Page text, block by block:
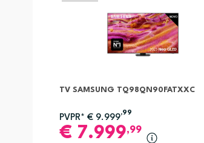
TV SAMSUNG TQ98QN90FATXXC
PVPR* € 9.999
,99
€ 7.999,99